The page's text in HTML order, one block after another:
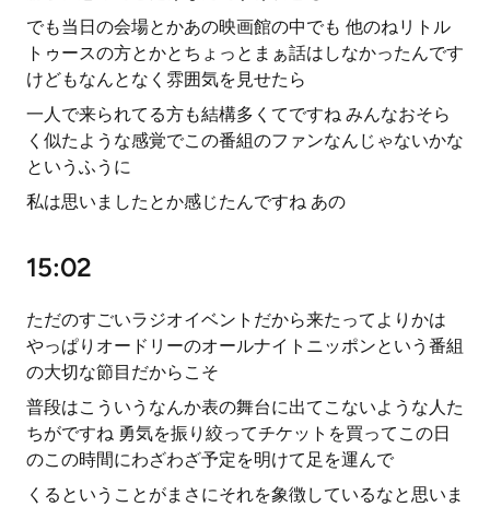
でも当日の会場とかあの映画館の中でも 他のねリトル
トゥースの方とかとちょっとまぁ話はしなかったんです
けどもなんとなく雰囲気を見せたら
一人で来られてる方も結構多くてですね みんなおそら
く似たような感覚でこの番組のファンなんじゃないかな
というふうに
私は思いましたとか感じたんですね あの
15:02
ただのすごいラジオイベントだから来たってよりかは
やっぱりオードリーのオールナイトニッポンという番組
の大切な節目だからこそ
普段はこういうなんか表の舞台に出てこないような人た
ちがですね 勇気を振り絞ってチケットを買ってこの日
のこの時間にわざわざ予定を明けて足を運んで
くるということがまさにそれを象徴しているなと思いま